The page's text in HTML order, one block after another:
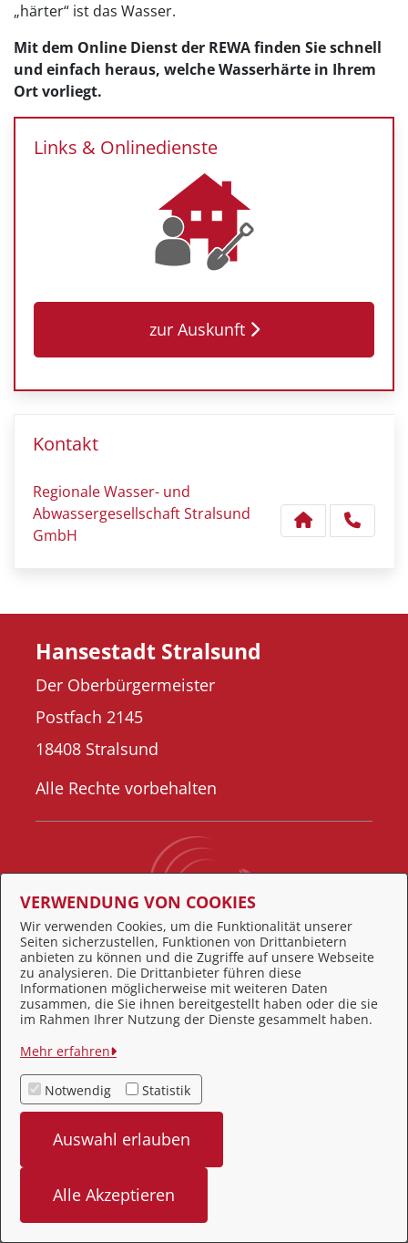
„härter“ ist das Wasser.
Mit dem Online Dienst der REWA finden Sie schnell
und einfach heraus, welche Wasserhärte in Ihrem
Ort vorliegt.
Links & Onlinedienste
zur Auskunft
Kontakt
Regionale Wasser- und
Abwassergesellschaft Stralsund
GmbH
Behördennummer 115
Hansestadt Stralsund
Der Oberbürgermeister
Postfach 2145
18408 Stralsund
Alle Rechte vorbehalten
Feedback
Impressum
Datenschutz
Kontakt
Barrierefreiheit
bereitgestellt von:
VERWENDUNG VON COOKIES
Wir verwenden Cookies, um die Funktionalität unserer
Seiten sicherzustellen, Funktionen von Drittanbietern
anbieten zu können und die Zugriffe auf unsere Webseite
zu analysieren. Die Drittanbieter führen diese
Informationen möglicherweise mit weiteren Daten
zusammen, die Sie ihnen bereitgestellt haben oder die sie
im Rahmen Ihrer Nutzung der Dienste gesammelt haben.
Mehr erfahren
Notwendig Statistik
Auswahl erlauben
Alle Akzeptieren